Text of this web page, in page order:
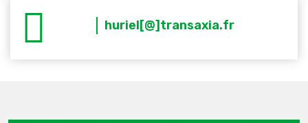
huriel[@]transaxia.fr